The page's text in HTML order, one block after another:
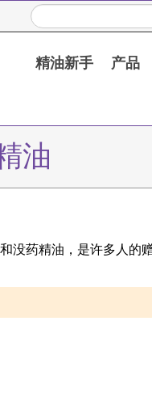
精油新手 产品
油
药精油，是许多人的